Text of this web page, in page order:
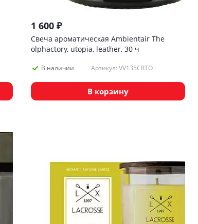
1 600 ₽
Свеча ароматическая Ambientair The
olphactory, utopia, leather, 30 ч
В наличии Артикул: VV135CRTO
В корзину